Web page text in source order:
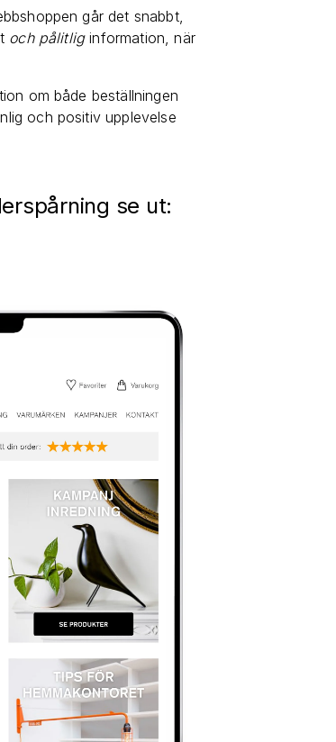
går det snabbt,
och pålitliginformation, när
om både beställningen
och positiv upplevelse
se ut: